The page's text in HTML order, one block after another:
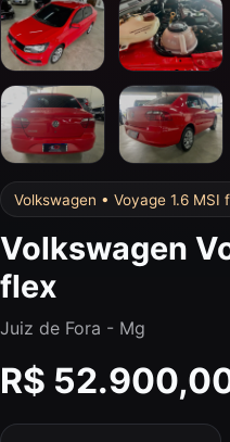
Volkswagen • Voyage 1.6 MSI
Volkswagen
flex
Juiz de Fora - Mg
R$